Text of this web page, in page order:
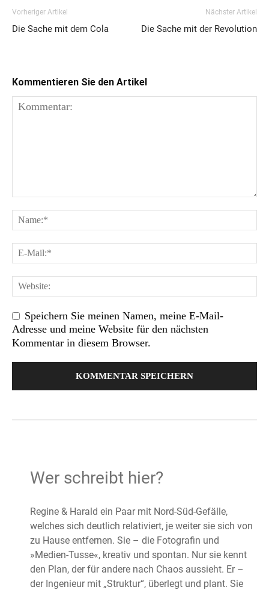
Vorheriger Artikel
Die Sache mit dem Cola
Nächster Artikel
Die Sache mit der Revolution
Kommentieren Sie den Artikel
Speichern Sie meinen Namen, meine E-Mail-
Adresse und meine Website für den nächsten
Kommentar in diesem Browser.
Wer schreibt hier?
Regine & Harald ein Paar mit Nord-Süd-Gefälle,
welches sich deutlich relativiert, je weiter sie sich von
zu Hause entfernen. Sie – die Fotografin und
»Medien-Tusse«, kreativ und spontan. Nur sie kennt
den Plan, der für andere nach Chaos aussieht. Er –
der Ingenieur mit „Struktur“, überlegt und plant. Sie